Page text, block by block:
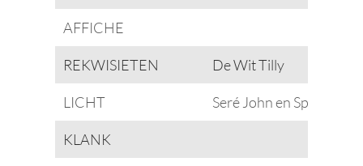
AFFICHE
REKWISIETEN De Wit Tilly
LICHT Seré John en Spirinckx
KLANK